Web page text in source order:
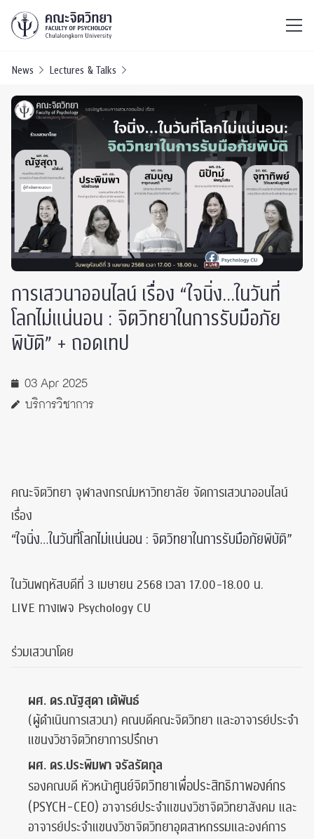
News Lectures & Talks
การเสวนาออนไลน์ เรื่อง “ใจนิ่ง…ในวันที่
โลกไม่แน่นอน : จิตวิทยาในการรับมือภัย
พิบัติ” + ถอดเทป
03 Apr 2025
บริการวิชาการ
คณะจิตวิทยา จุฬาลงกรณ์มหาวิทยาลัย จัดการเสวนาออนไลน์
เรื่อง
“ใจนิ่ง…ในวันที่โลกไม่แน่นอน : จิตวิทยาในการรับมือภัยพิบัติ”
ในวันพฤหัสบดีที่ 3 เมษายน 2568 เวลา 17.00-18.00 น.
LIVE ทางเพจ Psychology CU
ร่วมเสวนาโดย
ผศ. ดร.ณัฐสุดา เต้พันธ์
(ผู้ดำเนินการเสวนา) คณบดีคณะจิตวิทยา และอาจารย์ประจำ
แขนงวิชาจิตวิทยาการปรึกษา
ผศ. ดร.ประพิมพา จรัลรัตกุล
รองคณบดี หัวหน้าศูนย์จิตวิทยาเพื่อประสิทธิภาพองค์กร
(PSYCH-CEO) อาจารย์ประจำแขนงวิชาจิตวิทยาสังคม และ
อาจารย์ประจำแขนงวิชาจิตวิทยาอุตสาหกรรมและองค์การ